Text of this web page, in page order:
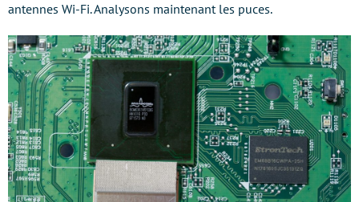
antennes Wi-Fi. Analysons maintenant les puces.